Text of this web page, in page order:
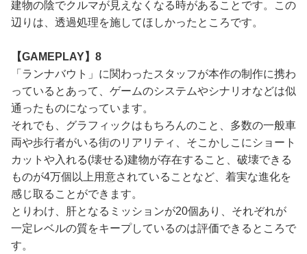
建物の陰でクルマが見えなくなる時があることです。この
辺りは、透過処理を施してほしかったところです。
【GAMEPLAY】8
「ランナバウト」に関わったスタッフが本作の制作に携わ
っているとあって、ゲームのシステムやシナリオなどは似
通ったものになっています。
それでも、グラフィックはもちろんのこと、多数の一般車
両や歩行者がいる街のリアリティ、そこかしこにショート
カットや入れる(壊せる)建物が存在すること、破壊できる
ものが4万個以上用意されていることなど、着実な進化を
感じ取ることができます。
とりわけ、肝となるミッションが20個あり、それぞれが
一定レベルの質をキープしているのは評価できるところで
す。